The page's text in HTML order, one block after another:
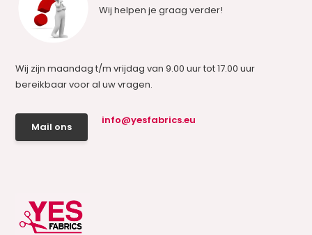
Wij helpen je graag verder!
Wij zijn maandag t/m vrijdag van 9.00 uur tot 17.00 uur
bereikbaar voor al uw vragen.
Mail ons
info@yesfabrics.eu